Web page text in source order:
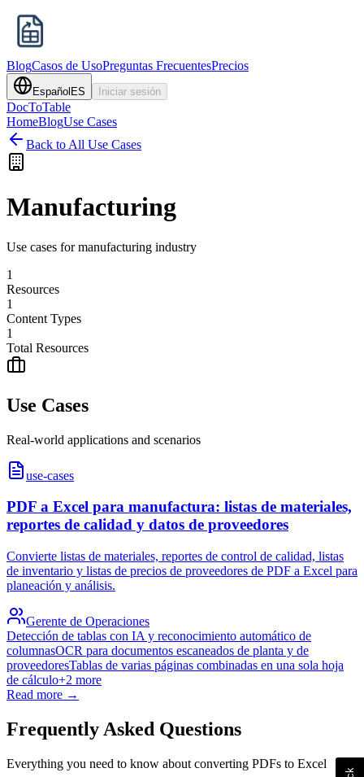
BlogCasos de UsoPreguntas FrecuentesPrecios
Español ES Iniciar sesión
DocToTable
HomeBlogUse Cases
Back to All Use Cases
Manufacturing
Use cases for manufacturing industry
1
Resources
1
Content Types
1
Total Resources
Use Cases
Real-world applications and scenarios
use-cases
PDF a Excel para manufactura: listas de materiales,
reportes de calidad y datos de proveedores
Convierte listas de materiales, reportes de control de calidad, listas
de inventario y listas de precios de proveedores de PDF a Excel para
planeación y análisis.
Gerente de Operaciones
Detección de tablas con IA y reconocimiento automático de
columnasOCR para documentos escaneados de planta y de
proveedoresTablas de varias páginas combinadas en una sola hoja
de cálculo+2 more
Read more →
Frequently Asked Questions
Everything you need to know about converting PDFs to Excel